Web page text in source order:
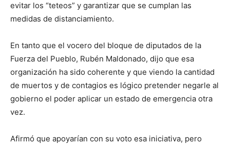
evitar los “teteos” y garantizar que se cumplan las
medidas de distanciamiento.
En tanto que el vocero del bloque de diputados de la
Fuerza del Pueblo, Rubén Maldonado, dijo que esa
organización ha sido coherente y que viendo la cantidad
de muertos y de contagios es lógico pretender negarle al
gobierno el poder aplicar un estado de emergencia otra
vez.
Afirmó que apoyarían con su voto esa iniciativa, pero